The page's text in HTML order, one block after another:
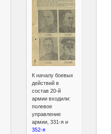
К началу боевых
действий в
состав 20-й
армии входили:
полевое
управление
армии, 331-я и
352-я